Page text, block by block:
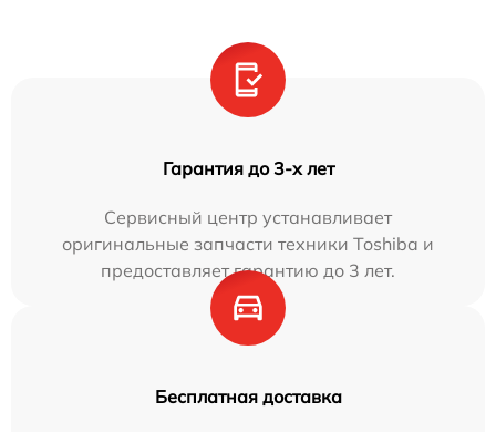
Гарантия до 3-х лет
Сервисный центр устанавливает
оригинальные запчасти техники Toshiba и
предоставляет гарантию до 3 лет.
Бесплатная доставка